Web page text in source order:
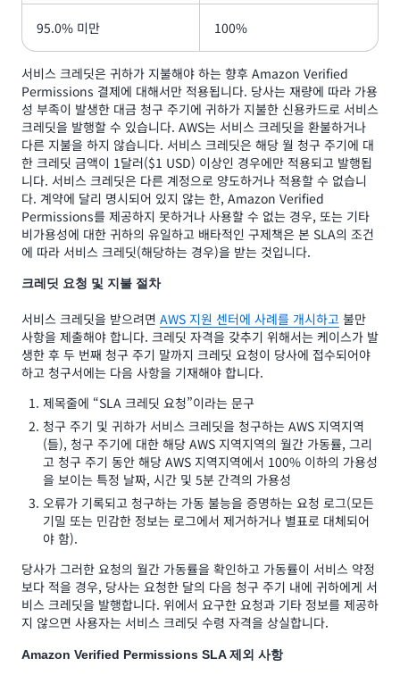
95.0% 미만 100%
서비스 크레딧은 귀하가 지불해야 하는 향후 Amazon Verified
Permissions 결제에 대해서만 적용됩니다. 당사는 재량에 따라 가용
성 부족이 발생한 대금 청구 주기에 귀하가 지불한 신용카드로 서비스
크레딧을 발행할 수 있습니다. AWS는 서비스 크레딧을 환불하거나
다른 지불을 하지 않습니다. 서비스 크레딧은 해당 월 청구 주기에 대
한 크레딧 금액이 1달러($1 USD) 이상인 경우에만 적용되고 발행됩
니다. 서비스 크레딧은 다른 계정으로 양도하거나 적용할 수 없습니
다. 계약에 달리 명시되어 있지 않는 한, Amazon Verified
Permissions를 제공하지 못하거나 사용할 수 없는 경우, 또는 기타
비가용성에 대한 귀하의 유일하고 배타적인 구제책은 본 SLA의 조건
에 따라 서비스 크레딧(해당하는 경우)을 받는 것입니다.
크레딧 요청 및 지불 절차
서비스 크레딧을 받으려면 AWS 지원 센터에 사례를 개시하고 불만
사항을 제출해야 합니다. 크레딧 자격을 갖추기 위해서는 케이스가 발
생한 후 두 번째 청구 주기 말까지 크레딧 요청이 당사에 접수되어야
하고 청구서에는 다음 사항을 기재해야 합니다.
제목줄에 “SLA 크레딧 요청”이라는 문구
청구 주기 및 귀하가 서비스 크레딧을 청구하는 AWS 지역지역
(들), 청구 주기에 대한 해당 AWS 지역지역의 월간 가동률, 그리
고 청구 주기 동안 해당 AWS 지역지역에서 100% 이하의 가용성
을 보이는 특정 날짜, 시간 및 5분 간격의 가용성
오류가 기록되고 청구하는 가동 불능을 증명하는 요청 로그(모든
기밀 또는 민감한 정보는 로그에서 제거하거나 별표로 대체되어
야 함).
당사가 그러한 요청의 월간 가동률을 확인하고 가동률이 서비스 약정
보다 적을 경우, 당사는 요청한 달의 다음 청구 주기 내에 귀하에게 서
비스 크레딧을 발행합니다. 위에서 요구한 요청과 기타 정보를 제공하
지 않으면 사용자는 서비스 크레딧 수령 자격을 상실합니다.
Amazon Verified Permissions SLA 제외 사항